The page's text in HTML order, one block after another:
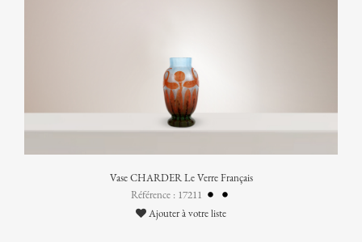
Vase CHARDER Le Verre Français
Référence : 17211
Ajouter à votre liste